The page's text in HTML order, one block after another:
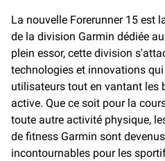
La nouvelle Forerunner 15 est
de la division Garmin dédiée
plein essor, cette division
technologies et innovations
utilisateurs tout en vantant les
active. Que ce soit pour la
toute autre activité physique,
de fitness Garmin sont
incontournables pour les